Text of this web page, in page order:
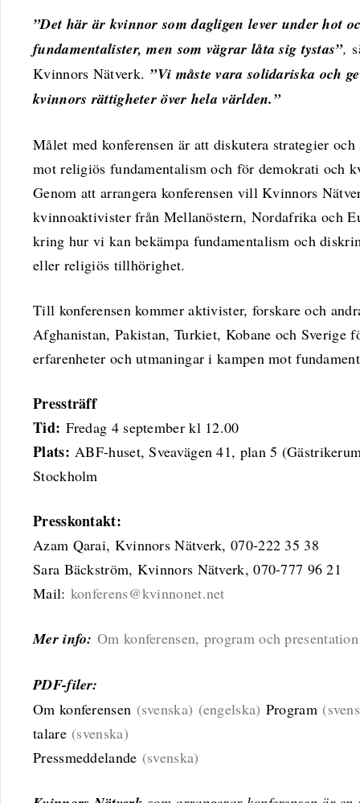
”Det här är kvinnor som dagligen lever under hot
fundamentalister, men som vägrar låta sig tystas”,
Kvinnors Nätverk. ”Vi måste vara solidariska och
kvinnors rättigheter över hela världen.”
Målet med konferensen är att diskutera strategier
mot religiös fundamentalism och för demokrati och
Genom att arrangera konferensen vill Kvinnors
kvinnoaktivister från Mellanöstern, Nordafrika och
kring hur vi kan bekämpa fundamentalism och
eller religiös tillhörighet.
Till konferensen kommer aktivister, forskare och
Afghanistan, Pakistan, Turkiet, Kobane och Sverige
erfarenheter och utmaningar i kampen mot
Pressträff
Tid: Fredag 4 september kl 12.00
Plats: ABF-huset, Sveavägen 41, plan 5
Stockholm
Presskontakt:
Azam Qarai, Kvinnors Nätverk, 070-222 35 38
Sara Bäckström, Kvinnors Nätverk, 070-777 96 21
Mail: konferens@kvinnonet.net
Mer info: Om konferensen, program och
PDF-filer:
Om konferensen (svenska) (engelska) Program
talare (svenska)
Pressmeddelande (svenska)